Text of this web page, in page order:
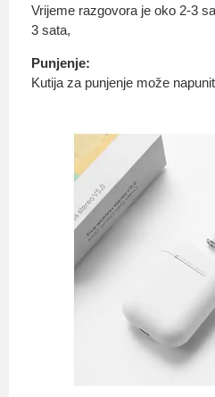
Vrijeme razgovora je oko 2-3
3 sata,
Punjenje:
Kutija za punjenje može